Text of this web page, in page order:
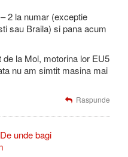
2 la numar (exceptie
sau Braila) si pana acum
la Mol, motorina lor EU5
nu am simtit masina mai
Raspunde
unde bagi